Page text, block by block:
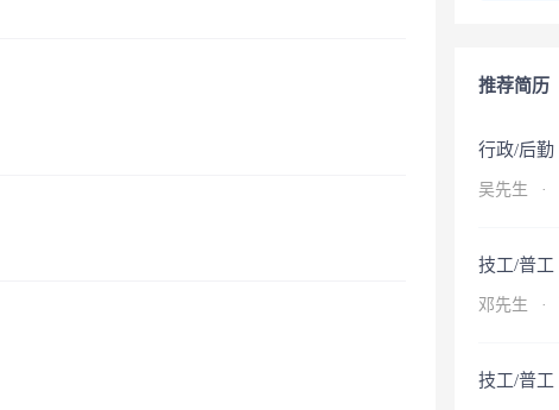
推荐简历
行政/后勤
吴先生 ·
技工/普工
邓先生 ·
技工/普工